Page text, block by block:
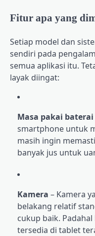
Fitur apa yang
Setiap model dan
sendiri pada
semua aplikasi itu.
layak diingat:
Masa pakai baterai
smartphone untuk
masih ingin
banyak jus untuk
Kamera – Kamera
belakang relatif
cukup baik.
tersedia di tablet